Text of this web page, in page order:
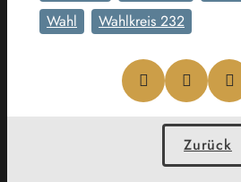
Wahl
Wahlkreis 232
Zurück